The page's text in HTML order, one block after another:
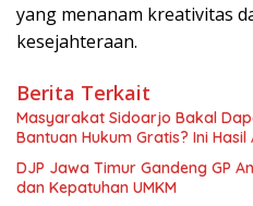
yang menanam kreativitas
kesejahteraan.
Berita Terkait
Masyarakat Sidoarjo Bakal
Bantuan Hukum Gratis? Ini Hasil
DJP Jawa Timur Gandeng GP
dan Kepatuhan UMKM